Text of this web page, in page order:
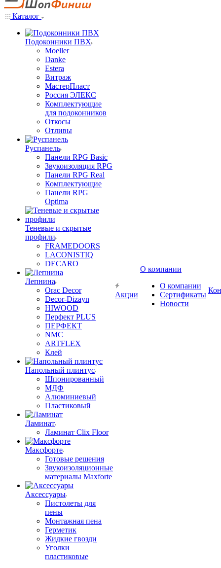
Каталог
Подоконники ПВХ
Moeller
Danke
Estera
Витраж
МастерПласт
Россия ЭЛЕКС
Комплектующие
для подоконников
Откосы
Отливы
Руспанель
Панели RPG Basic
Звукоизоляция RPG
Панели RPG Real
Комплектующие
Панели RPG
Optima
Теневые и скрытые
профили
FRAMEDOORS
LACONISTIQ
DECARO
Лепнина
Orac Decor
Decor-Dizayn
HIWOOD
Перфект PLUS
ПЕРФЕКТ
NMC
ARTFLEX
Клей
Напольный плинтус
Шпонированный
МДФ
Алюминиевый
Пластиковый
Ламинат
Ламинат Clix Floor
Максфорте
Готовые решения
Звукоизоляционные
материалы Maxforte
Аксессуары
Пистолеты для
пены
Монтажная пена
Герметик
Жидкие гвозди
Уголки
пластиковые
Акции
О компании
О компании
Сертификаты
Новости